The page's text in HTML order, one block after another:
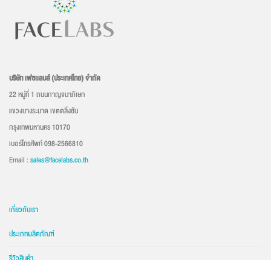
บริษัท เฟซเเลบส์ (ประเทศไทย) จำกัด
22 หมู่ที่ 1 ถนนกาญจนาภิเษก
แขวงบางระมาด เขตตลิ่งชัน
กรุงเทพมหานคร 10170
เบอร์โทรศัพท์ 098-2566810
Email :sales@facelabs.co.th
เกี่ยวกับเรา
ประเภทผลิตภัณฑ์